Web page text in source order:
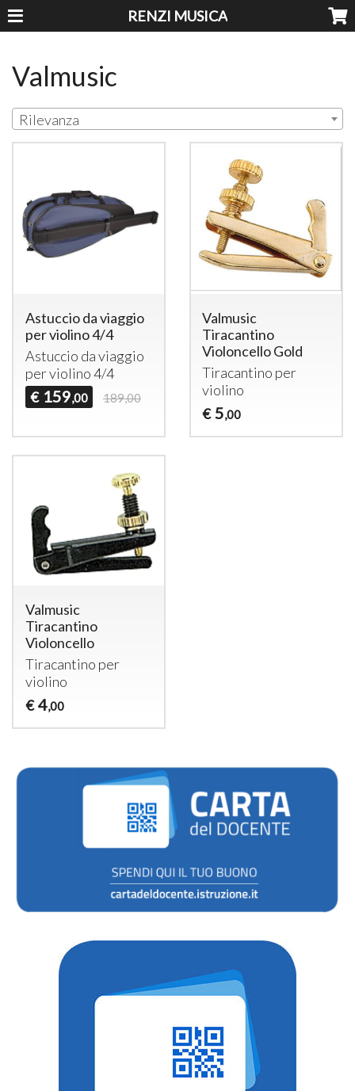
RENZI MUSICA
Valmusic
Rilevanza
Astuccio da viaggio
per violino 4/4
Astuccio da viaggio
per violino 4/4
€ 159,00 189,00
Valmusic
Tiracantino
Violoncello Gold
Tiracantino per
violino
€ 5,00
Valmusic
Tiracantino
Violoncello
Tiracantino per
violino
€ 4,00